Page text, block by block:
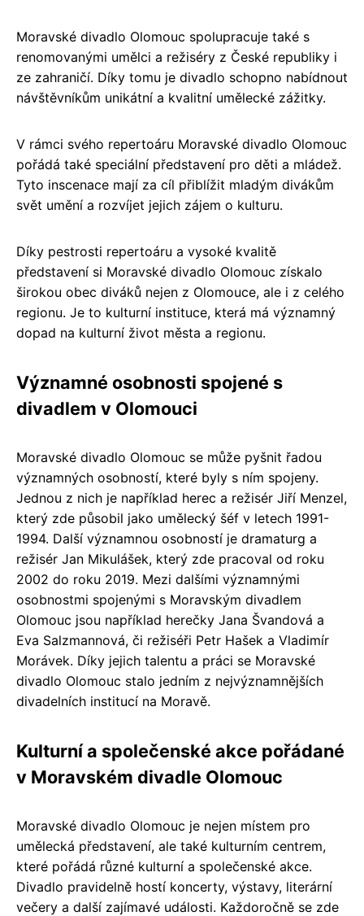
Moravské divadlo Olomouc spolupracuje také s
renomovanými umělci a režiséry z České republiky i
ze zahraničí. Díky tomu je divadlo schopno nabídnout
návštěvníkům unikátní a kvalitní umělecké zážitky.
V rámci svého repertoáru Moravské divadlo Olomouc
pořádá také speciální představení pro děti a mládež.
Tyto inscenace mají za cíl přiblížit mladým divákům
svět umění a rozvíjet jejich zájem o kulturu.
Díky pestrosti repertoáru a vysoké kvalitě
představení si Moravské divadlo Olomouc získalo
širokou obec diváků nejen z Olomouce, ale i z celého
regionu. Je to kulturní instituce, která má významný
dopad na kulturní život města a regionu.
Významné osobnosti spojené s
divadlem v Olomouci
Moravské divadlo Olomouc se může pyšnit řadou
významných osobností, které byly s ním spojeny.
Jednou z nich je například herec a režisér Jiří Menzel,
který zde působil jako umělecký šéf v letech 1991-
1994. Další významnou osobností je dramaturg a
režisér Jan Mikulášek, který zde pracoval od roku
2002 do roku 2019. Mezi dalšími významnými
osobnostmi spojenými s Moravským divadlem
Olomouc jsou například herečky Jana Švandová a
Eva Salzmannová, či režiséři Petr Hašek a Vladimír
Morávek. Díky jejich talentu a práci se Moravské
divadlo Olomouc stalo jedním z nejvýznamnějších
divadelních institucí na Moravě.
Kulturní a společenské akce pořádané
v Moravském divadle Olomouc
Moravské divadlo Olomouc je nejen místem pro
umělecká představení, ale také kulturním centrem,
které pořádá různé kulturní a společenské akce.
Divadlo pravidelně hostí koncerty, výstavy, literární
večery a další zajímavé události. Každoročně se zde